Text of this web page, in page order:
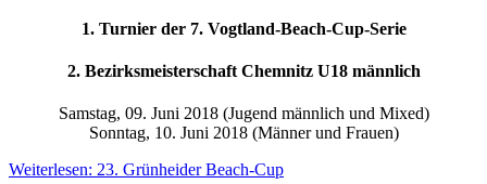
1. Turnier der 7. Vogtland-Beach-Cup-Serie
2. Bezirksmeisterschaft Chemnitz U18 männlich
Samstag, 09. Juni 2018 (Jugend männlich und Mixed)
Sonntag, 10. Juni 2018 (Männer und Frauen)
Weiterlesen: 23. Grünheider Beach-Cup